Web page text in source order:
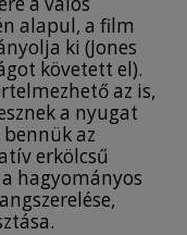
alapul, a film
ki (Jones
követett el).
az is,
a nyugat
az
erkölcsű
hagyományos